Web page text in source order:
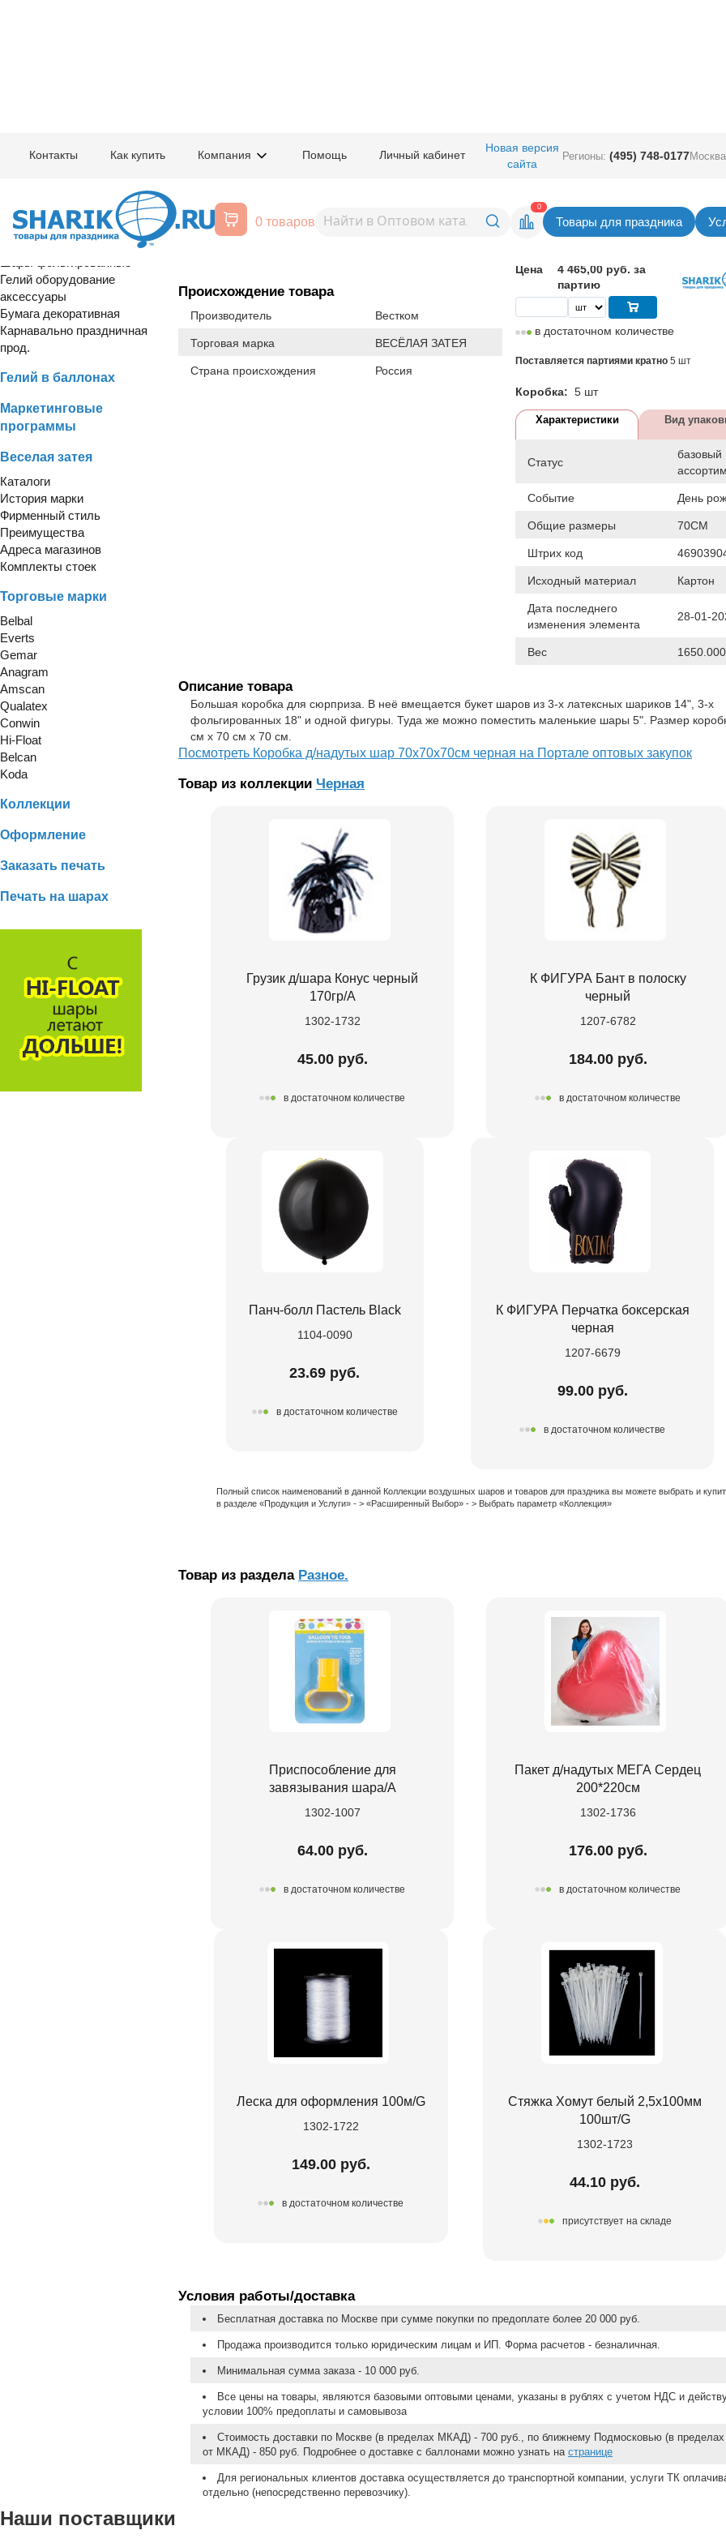
Контакты Как купить Компания Помощь Личный кабинет
Новая версия
сайта
Регионы: (495) 748-0177
0 товаров
0
Товары для праздника
Расширенный поиск
Шары латексные
Гелий оборудование
аксессуары
Бумага декоративная
Карнавально праздничная
прод.
Гелий в баллонах
Маркетинговые
программы
Веселая затея
Каталоги
История марки
Фирменный стиль
Преимущества
Адреса магазинов
Комплекты стоек
Торговые марки
Belbal
Everts
Gemar
Anagram
Amscan
Qualatex
Conwin
Hi-Float
Belcan
Koda
Коллекции
Оформление
Заказать печать
Печать на шарах
1302-1155
Коробка д/надутых шар 70х70х70см
черная
Происхождение товара
Производитель Вестком
Торговая марка ВЕСЁЛАЯ ЗАТЕЯ
Страна происхождения Россия
Цена
4 465,00 руб. за
партию
в достаточном количестве
Поставляется партиями кратно 5 шт
Коробка: 5 шт
Характеристики Вид
Статус
базовый
Событие День
Общие размеры 70СМ
Штрих код
Исходный материал Картон
Дата последнего
изменения элемента
28-01-
Вес
Описание товара
Большая коробка для сюрприза. В неё вмещается букет шаров из 3-х латексных шариков 14", 3-х
фольгированных 18" и одной фигуры. Туда же можно поместить маленькие шары 5". Размер
см х 70 см х 70 см.
Посмотреть Коробка д/надутых шар 70х70х70см черная на Портале оптовых закупок
Товар из коллекции Черная
Грузик д/шара Конус черный
170гр/A
1302-1732
45.00 руб.
в достаточном количестве
К ФИГУРА Бант в полоску
черный
1207-6782
184.00 руб.
в достаточном количестве
Панч-болл Пастель Black
1104-0090
23.69 руб.
в достаточном количестве
К ФИГУРА Перчатка боксерская
черная
1207-6679
99.00 руб.
в достаточном количестве
Полный список наименований в данной Коллекции воздушных шаров и товаров для праздника вы можете выбрать и
в разделе «Продукция и Услуги» - > «Расширенный Выбор» - > Выбрать параметр «Коллекция»
Товар из раздела Разное.
Приспособление для
завязывания шара/A
1302-1007
64.00 руб.
в достаточном количестве
Пакет д/надутых МЕГА Сердец
200*220см
1302-1736
176.00 руб.
в достаточном количестве
Леска для оформления 100м/G
1302-1722
149.00 руб.
в достаточном количестве
Стяжка Хомут белый 2,5х100мм
100шт/G
1302-1723
44.10 руб.
присутствует на складе
Условия работы/доставка
Бесплатная доставка по Москве при сумме покупки по предоплате более 20 000 руб.
Продажа производится только юридическим лицам и ИП. Форма расчетов - безналичная.
Минимальная сумма заказа - 10 000 руб.
Все цены на товары, являются базовыми оптовыми ценами, указаны в рублях с учетом НДС и
условии 100% предоплаты и самовывоза
Стоимость доставки по Москве (в пределах МКАД) - 700 руб., по ближнему Подмосковью (в пределах
от МКАД) - 850 руб. Подробнее о доставке с баллонами можно узнать на странице
Для региональных клиентов доставка осуществляется до транспортной компании, услуги ТК
отдельно (непосредственно перевозчику).
Наши поставщики